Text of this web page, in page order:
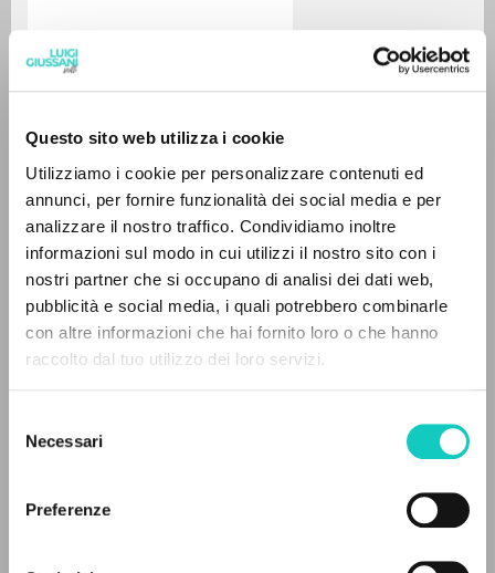
Questo sito web utilizza i cookie
Utilizziamo i cookie per personalizzare contenuti ed
annunci, per fornire funzionalità dei social media e per
analizzare il nostro traffico. Condividiamo inoltre
informazioni sul modo in cui utilizzi il nostro sito con i
nostri partner che si occupano di analisi dei dati web,
pubblicità e social media, i quali potrebbero combinarle
con altre informazioni che hai fornito loro o che hanno
raccolto dal tuo utilizzo dei loro servizi.
delNecessari
Preferenze
Giussani Luigi
Italiano
30 Giorni
1990
Pagine: 8
LEGGI IL FULL TEXT NELL'EDIZIONE
A
Z